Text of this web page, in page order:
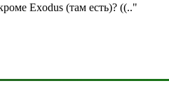
Exodus (там есть)? ((.."